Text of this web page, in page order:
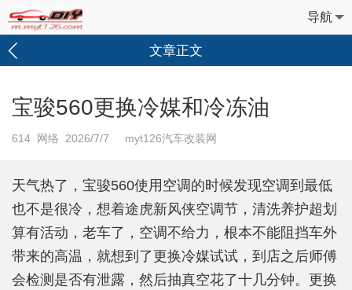
导航
文章正文
宝骏560更换冷媒和冷冻油
614 网络 2026/7/7 myt126汽车改装网
天气热了，宝骏560使用空调的时候发现空调到最低
也不是很冷，想着途虎新风侠空调节，清洗养护超划
算有活动，老车了，空调不给力，根本不能阻挡车外
带来的高温，就想到了更换冷媒试试，到店之后师傅
会检测是否有泄露，然后抽真空花了十几分钟。更换